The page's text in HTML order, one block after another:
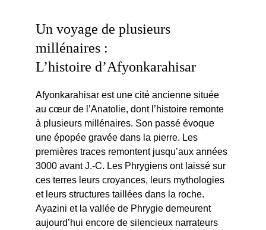
Un voyage de plusieurs
millénaires :
L’histoire d’Afyonkarahisar
Afyonkarahisar est une cité ancienne située
au cœur de l’Anatolie, dont l’histoire remonte
à plusieurs millénaires. Son passé évoque
une épopée gravée dans la pierre. Les
premières traces remontent jusqu’aux années
3000 avant J.-C. Les Phrygiens ont laissé sur
ces terres leurs croyances, leurs mythologies
et leurs structures taillées dans la roche.
Ayazini et la vallée de Phrygie demeurent
aujourd’hui encore de silencieux narrateurs